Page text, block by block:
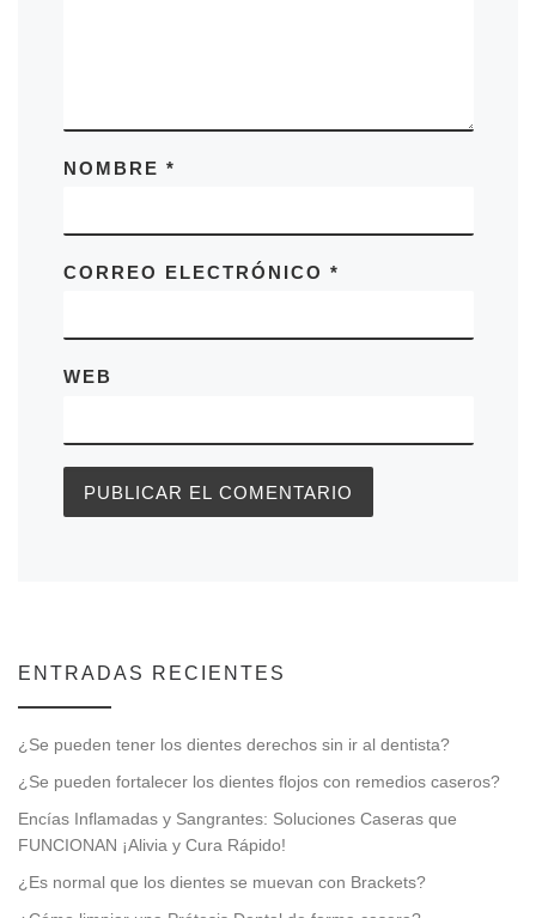
NOMBRE *
CORREO ELECTRÓNICO *
WEB
ENTRADAS RECIENTES
¿Se pueden tener los dientes derechos sin ir al dentista?
¿Se pueden fortalecer los dientes flojos con remedios caseros?
Encías Inflamadas y Sangrantes: Soluciones Caseras que
FUNCIONAN ¡Alivia y Cura Rápido!
¿Es normal que los dientes se muevan con Brackets?